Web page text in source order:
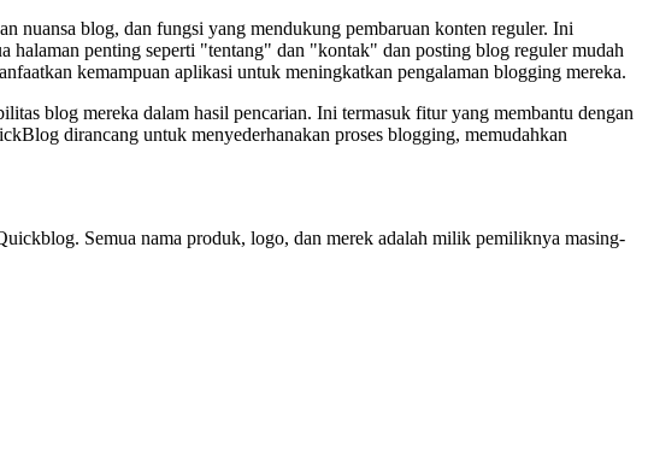
nuansa blog, dan fungsi yang mendukung pembaruan konten reguler. Ini
halaman penting seperti "tentang" dan "kontak" dan posting blog reguler mudah
kemampuan aplikasi untuk meningkatkan pengalaman blogging mereka.
blog mereka dalam hasil pencarian. Ini termasuk fitur yang membantu dengan
dirancang untuk menyederhanakan proses blogging, memudahkan
Semua nama produk, logo, dan merek adalah milik pemiliknya masing-